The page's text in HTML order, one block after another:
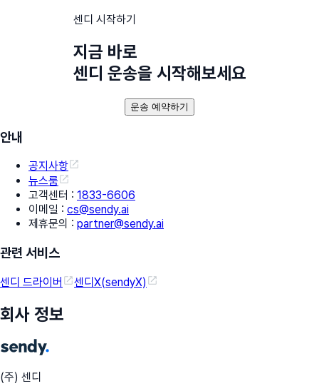
센디 시작하기
지금 바로
센디 운송을 시작해보세요
운송 예약하기
안내
공지사항
뉴스룸
고객센터 : 1833-6606
이메일 : cs@sendy.ai
제휴문의 : partner@sendy.ai
관련 서비스
센디 드라이버 센디X(sendyX)
회사 정보
(주) 센디